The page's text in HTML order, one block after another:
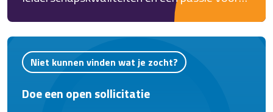
Niet kunnen vinden wat je zocht?
Doe een open sollicitatie